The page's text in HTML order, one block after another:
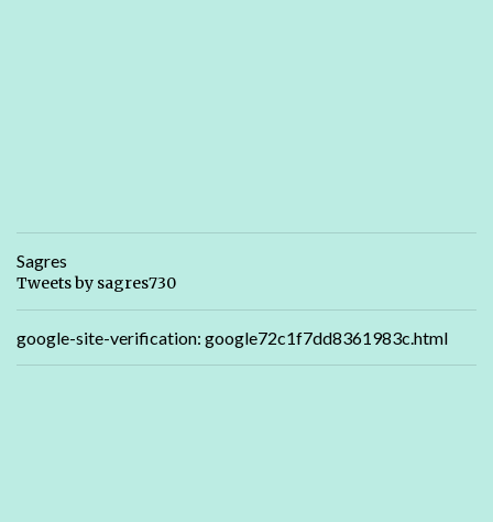
Sagres
Tweets by sagres730
google-site-verification: google72c1f7dd8361983c.html